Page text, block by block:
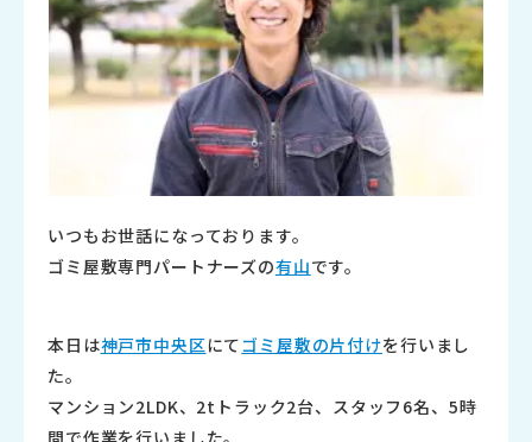
いつもお世話になっております。
ゴミ屋敷専門パートナーズの有山です。
本日は神戸市中央区にて ゴミ屋敷の片付けを行いまし
た。
マンション2LDK、2tトラック2台、スタッフ6名、5時
間で作業を行いました。